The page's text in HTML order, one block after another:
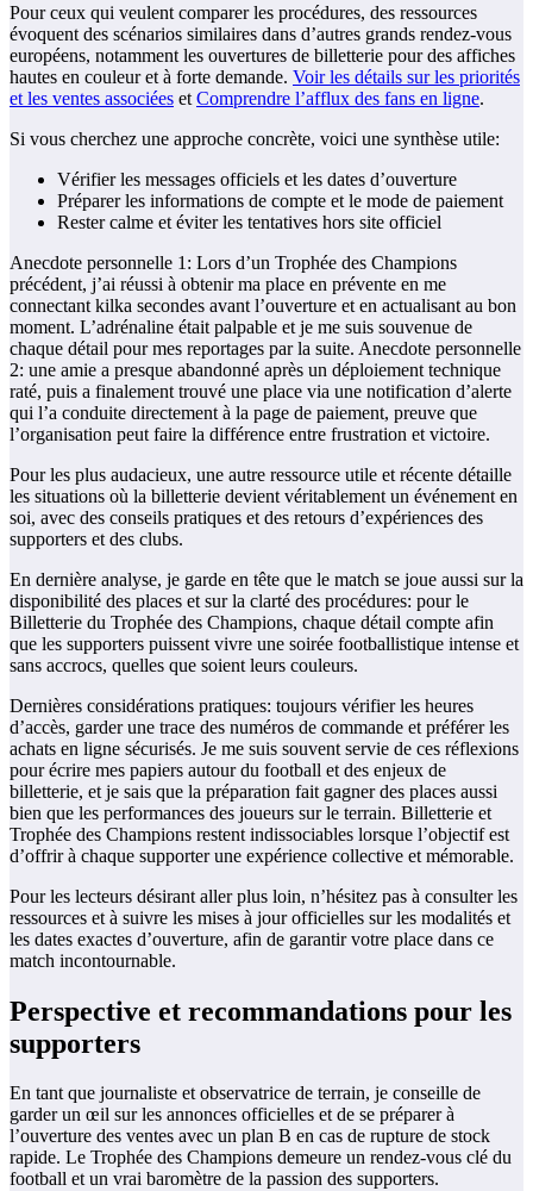
Pour ceux qui veulent comparer les procédures, des ressources
évoquent des scénarios similaires dans d’autres grands rendez-vous
européens, notamment les ouvertures de billetterie pour des affiches
hautes en couleur et à forte demande. Voir les détails sur les priorités
et les ventes associées et Comprendre l’afflux des fans en ligne.
Si vous cherchez une approche concrète, voici une synthèse utile:
Vérifier les messages officiels et les dates d’ouverture
Préparer les informations de compte et le mode de paiement
Rester calme et éviter les tentatives hors site officiel
Anecdote personnelle 1: Lors d’un Trophée des Champions
précédent, j’ai réussi à obtenir ma place en prévente en me
connectant kilka secondes avant l’ouverture et en actualisant au bon
moment. L’adrénaline était palpable et je me suis souvenue de
chaque détail pour mes reportages par la suite. Anecdote personnelle
2: une amie a presque abandonné après un déploiement technique
raté, puis a finalement trouvé une place via une notification d’alerte
qui l’a conduite directement à la page de paiement, preuve que
l’organisation peut faire la différence entre frustration et victoire.
Pour les plus audacieux, une autre ressource utile et récente détaille
les situations où la billetterie devient véritablement un événement en
soi, avec des conseils pratiques et des retours d’expériences des
supporters et des clubs.
En dernière analyse, je garde en tête que le match se joue aussi sur la
disponibilité des places et sur la clarté des procédures: pour le
Billetterie du Trophée des Champions, chaque détail compte afin
que les supporters puissent vivre une soirée footballistique intense et
sans accrocs, quelles que soient leurs couleurs.
Dernières considérations pratiques: toujours vérifier les heures
d’accès, garder une trace des numéros de commande et préférer les
achats en ligne sécurisés. Je me suis souvent servie de ces réflexions
pour écrire mes papiers autour du football et des enjeux de
billetterie, et je sais que la préparation fait gagner des places aussi
bien que les performances des joueurs sur le terrain. Billetterie et
Trophée des Champions restent indissociables lorsque l’objectif est
d’offrir à chaque supporter une expérience collective et mémorable.
Pour les lecteurs désirant aller plus loin, n’hésitez pas à consulter les
ressources et à suivre les mises à jour officielles sur les modalités et
les dates exactes d’ouverture, afin de garantir votre place dans ce
match incontournable.
Perspective et recommandations pour les
supporters
En tant que journaliste et observatrice de terrain, je conseille de
garder un œil sur les annonces officielles et de se préparer à
l’ouverture des ventes avec un plan B en cas de rupture de stock
rapide. Le Trophée des Champions demeure un rendez-vous clé du
football et un vrai baromètre de la passion des supporters.